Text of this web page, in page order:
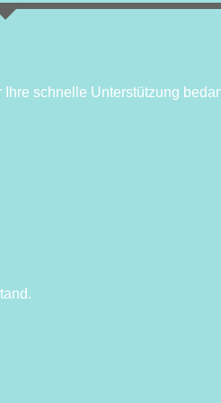
schnelle Unterstützung